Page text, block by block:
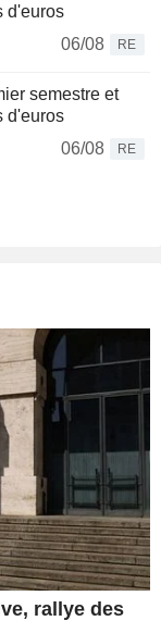
d'euros
06/08
RE
semestre et
d'euros
06/08
RE
rallye des